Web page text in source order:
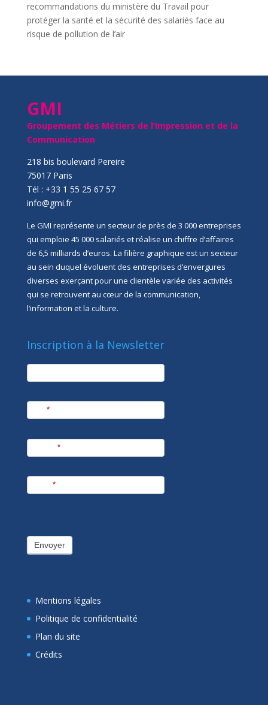
recommandations du ministère du Travail pour
protéger la santé et la sécurité des salariés face au
risque de pollution de l’air
GMI
Groupement des Métiers de l’Impression et de la
Communication
218 bis boulevard Pereire
75017 Paris
Tél : +33 1 55 25 67 57
info@gmi.fr
Le GMI représente un secteur de près de 3 000 entreprises
qui emploie 45 000 salariés et réalise un chiffre d’affaires
de 6,5 milliards d’euros. La filière graphique est un secteur
au sein duquel évoluent des entreprises d’envergures
diverses exerçant pour une clientèle variée des activités
qui se retrouvent au cœur de la communication,
l’information et la culture.
Inscription à la Newsletter
newsletter
*
*
*
Envoyer
Mentions légales
Politique de confidentialité
Plan du site
Crédits